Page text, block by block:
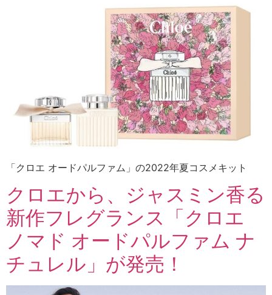
「クロエ オードパルファム」の2022年夏コスメキット
クロエから、ジャスミン香る
新作フレグランス「クロエ
ノマド オードパルファム ナ
チュレル」が発売！